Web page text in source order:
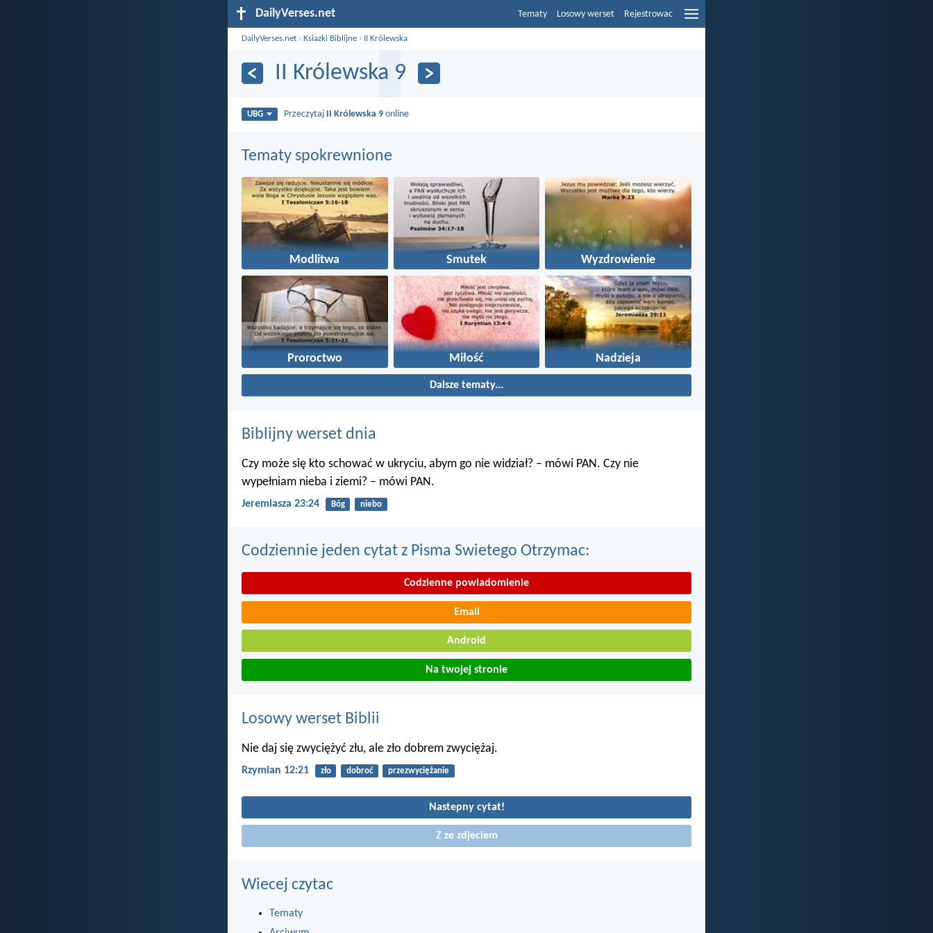
DailyVerses.net Tematy Losowy werset Rejestrowac
DailyVerses.net ›Ksiazki Biblijne › II Królewska
II Królewska 9
UBG Przeczytaj II Królewska 9 online
Tematy spokrewnione
Modlitwa Smutek Wyzdrowienie
Proroctwo Miłość Nadzieja
Dalsze tematy...
Biblijny werset dnia
Czy może się kto schować w ukryciu, abym go nie widział? – mówi PAN. Czy nie
wypełniam nieba i ziemi? – mówi PAN.
Jeremiasza 23:24 Bóg niebo
Codziennie jeden cytat z Pisma Swietego Otrzymac:
Codzienne powiadomienie
Email
Android
Na twojej stronie
Losowy werset Biblii
Nie daj się zwyciężyć złu, ale zło dobrem zwyciężaj.
Rzymian 12:21 zło dobroć przezwyciężanie
Nastepny cytat!
Z ze zdjeciem
Wiecej czytac
Tematy